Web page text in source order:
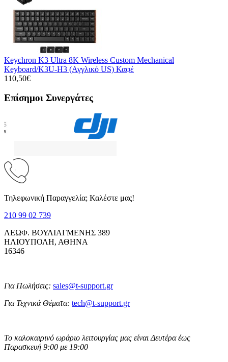
Keychron K3 Ultra 8K Wireless Custom Mechanical
Keyboard/K3U-H3 (Αγγλικό US) Καφέ
110,50€
Επίσημοι Συνεργάτες
Τηλεφωνική Παραγγελία; Καλέστε μας!
210 99 02 739
ΛΕΩΦ. ΒΟΥΛΙΑΓΜΕΝΗΣ 389
ΗΛΙΟΥΠΟΛΗ, ΑΘΗΝΑ
16346
Για Πωλήσεις: sales@t-support.gr
Για Τεχνικά Θέματα: tech@t-support.gr
Το καλοκαιρινό ωράριο λειτουργίας μας είναι Δευτέρα έως
Παρασκευή 9:00 με 19:00